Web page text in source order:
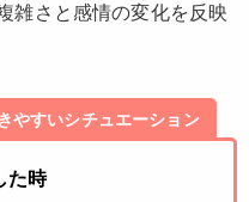
雑さと感情の変化を反映
やすいシチュエーション
た時